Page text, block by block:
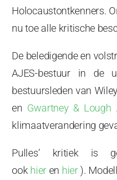
Holocaustontkenners.
nu toe alle kritische
De beledigende en
AJES-bestuur in de
bestuursleden van
en Gwartney & Lough
klimaatverandering
Pulles’ kritiek is
ook hier en hier).